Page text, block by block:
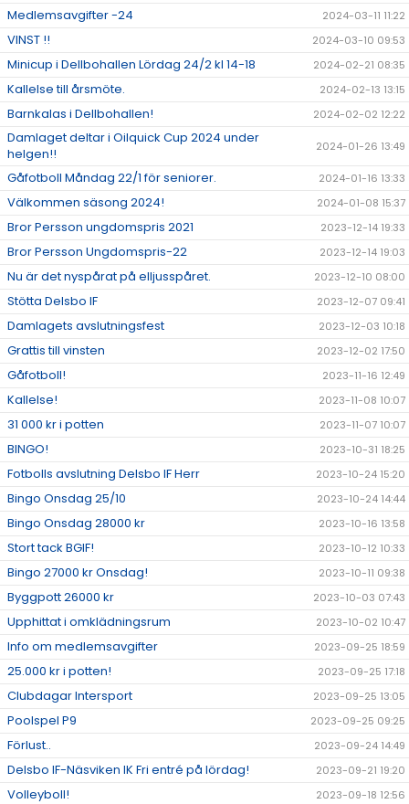
Medlemsavgifter -24 2024-03-11 11:22
VINST !! 2024-03-10 09:53
Minicup i Dellbohallen Lördag 24/2 kl 14-18 2024-02-21 08:35
Kallelse till årsmöte. 2024-02-13 13:15
Barnkalas i Dellbohallen! 2024-02-02 12:22
Damlaget deltar i Oilquick Cup 2024 under
helgen!!
2024-01-26 13:49
Gåfotboll Måndag 22/1 för seniorer. 2024-01-16 13:33
Välkommen säsong 2024! 2024-01-08 15:37
Bror Persson ungdomspris 2021 2023-12-14 19:33
Bror Persson Ungdomspris-22 2023-12-14 19:03
Nu är det nyspårat på elljusspåret. 2023-12-10 08:00
Stötta Delsbo IF 2023-12-07 09:41
Damlagets avslutningsfest 2023-12-03 10:18
Grattis till vinsten 2023-12-02 17:50
Gåfotboll! 2023-11-16 12:49
Kallelse! 2023-11-08 10:07
31 000 kr i potten 2023-11-07 10:07
BINGO! 2023-10-31 18:25
Fotbolls avslutning Delsbo IF Herr 2023-10-24 15:20
Bingo Onsdag 25/10 2023-10-24 14:44
Bingo Onsdag 28000 kr 2023-10-16 13:58
Stort tack BGIF! 2023-10-12 10:33
Bingo 27000 kr Onsdag! 2023-10-11 09:38
Byggpott 26000 kr 2023-10-03 07:43
Upphittat i omklädningsrum 2023-10-02 10:47
Info om medlemsavgifter 2023-09-25 18:59
25.000 kr i potten! 2023-09-25 17:18
Clubdagar Intersport 2023-09-25 13:05
Poolspel P9 2023-09-25 09:25
Förlust.. 2023-09-24 14:49
Delsbo IF-Näsviken IK Fri entré på lördag! 2023-09-21 19:20
Volleyboll! 2023-09-18 12:56